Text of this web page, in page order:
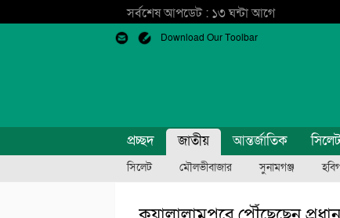
সর্বশেষ আপডেট : ১৩ ঘন্টা আগে
Download Our Toolbar
প্রচ্ছদ জাতীয় আন্তর্জাতিক
সিলেট মৌলভীবাজার সুনামগঞ্জ